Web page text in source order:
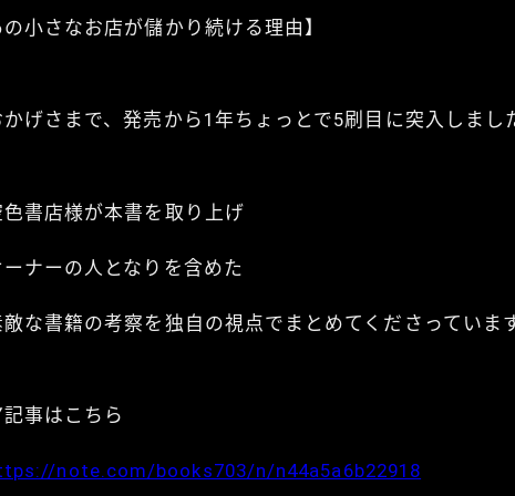
の小さなお店が儲かり続ける理由】
かげさまで、発売から1年ちょっとで5刷目に突入しまし
色書店様が本書を取り上げ
ーナーの人となりを含めた
敵な書籍の考察を独自の視点でまとめてくださっていま
事はこちら
note.com/books703/n/n44a5a6b22918